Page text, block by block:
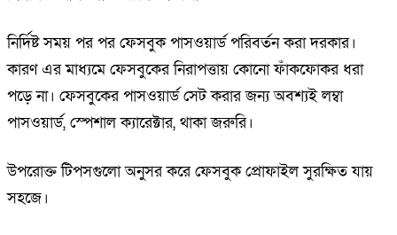
নির্দিষ্ট সময় পর পর ফেসবুক পাসওয়ার্ড পরিবর্তন করা দরকার।
কারণ এর মাধ্যমে ফেসবুকের নিরাপত্তায় কোনো ফাঁকফোকর ধরা
পড়ে না। ফেসবুকের পাসওয়ার্ড সেট করার জন্য অবশ্যই লম্বা
পাসওয়ার্ড, স্পেশাল ক্যারেক্টার, থাকা জরুরি।
উপরোক্ত টিপসগুলো অনুসর করে ফেসবুক প্রোফাইল সুরক্ষিত যায়
সহজে।